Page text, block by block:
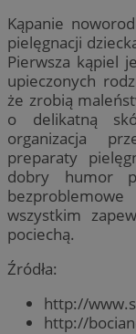
Kąpanie
pielęgnacji
Pierwsza kąpiel
upieczonych
że zrobią
o delikatną
organizacja
preparaty
dobry humor
wszystkim
pociechą.
Źródła:
http://
http://